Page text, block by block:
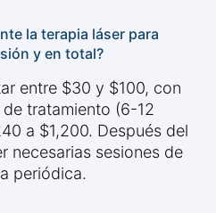
la terapia láser para
y en total?
entre $30 y $100, con
tratamiento (6-12
a $1,200. Después del
necesarias sesiones de
periódica.